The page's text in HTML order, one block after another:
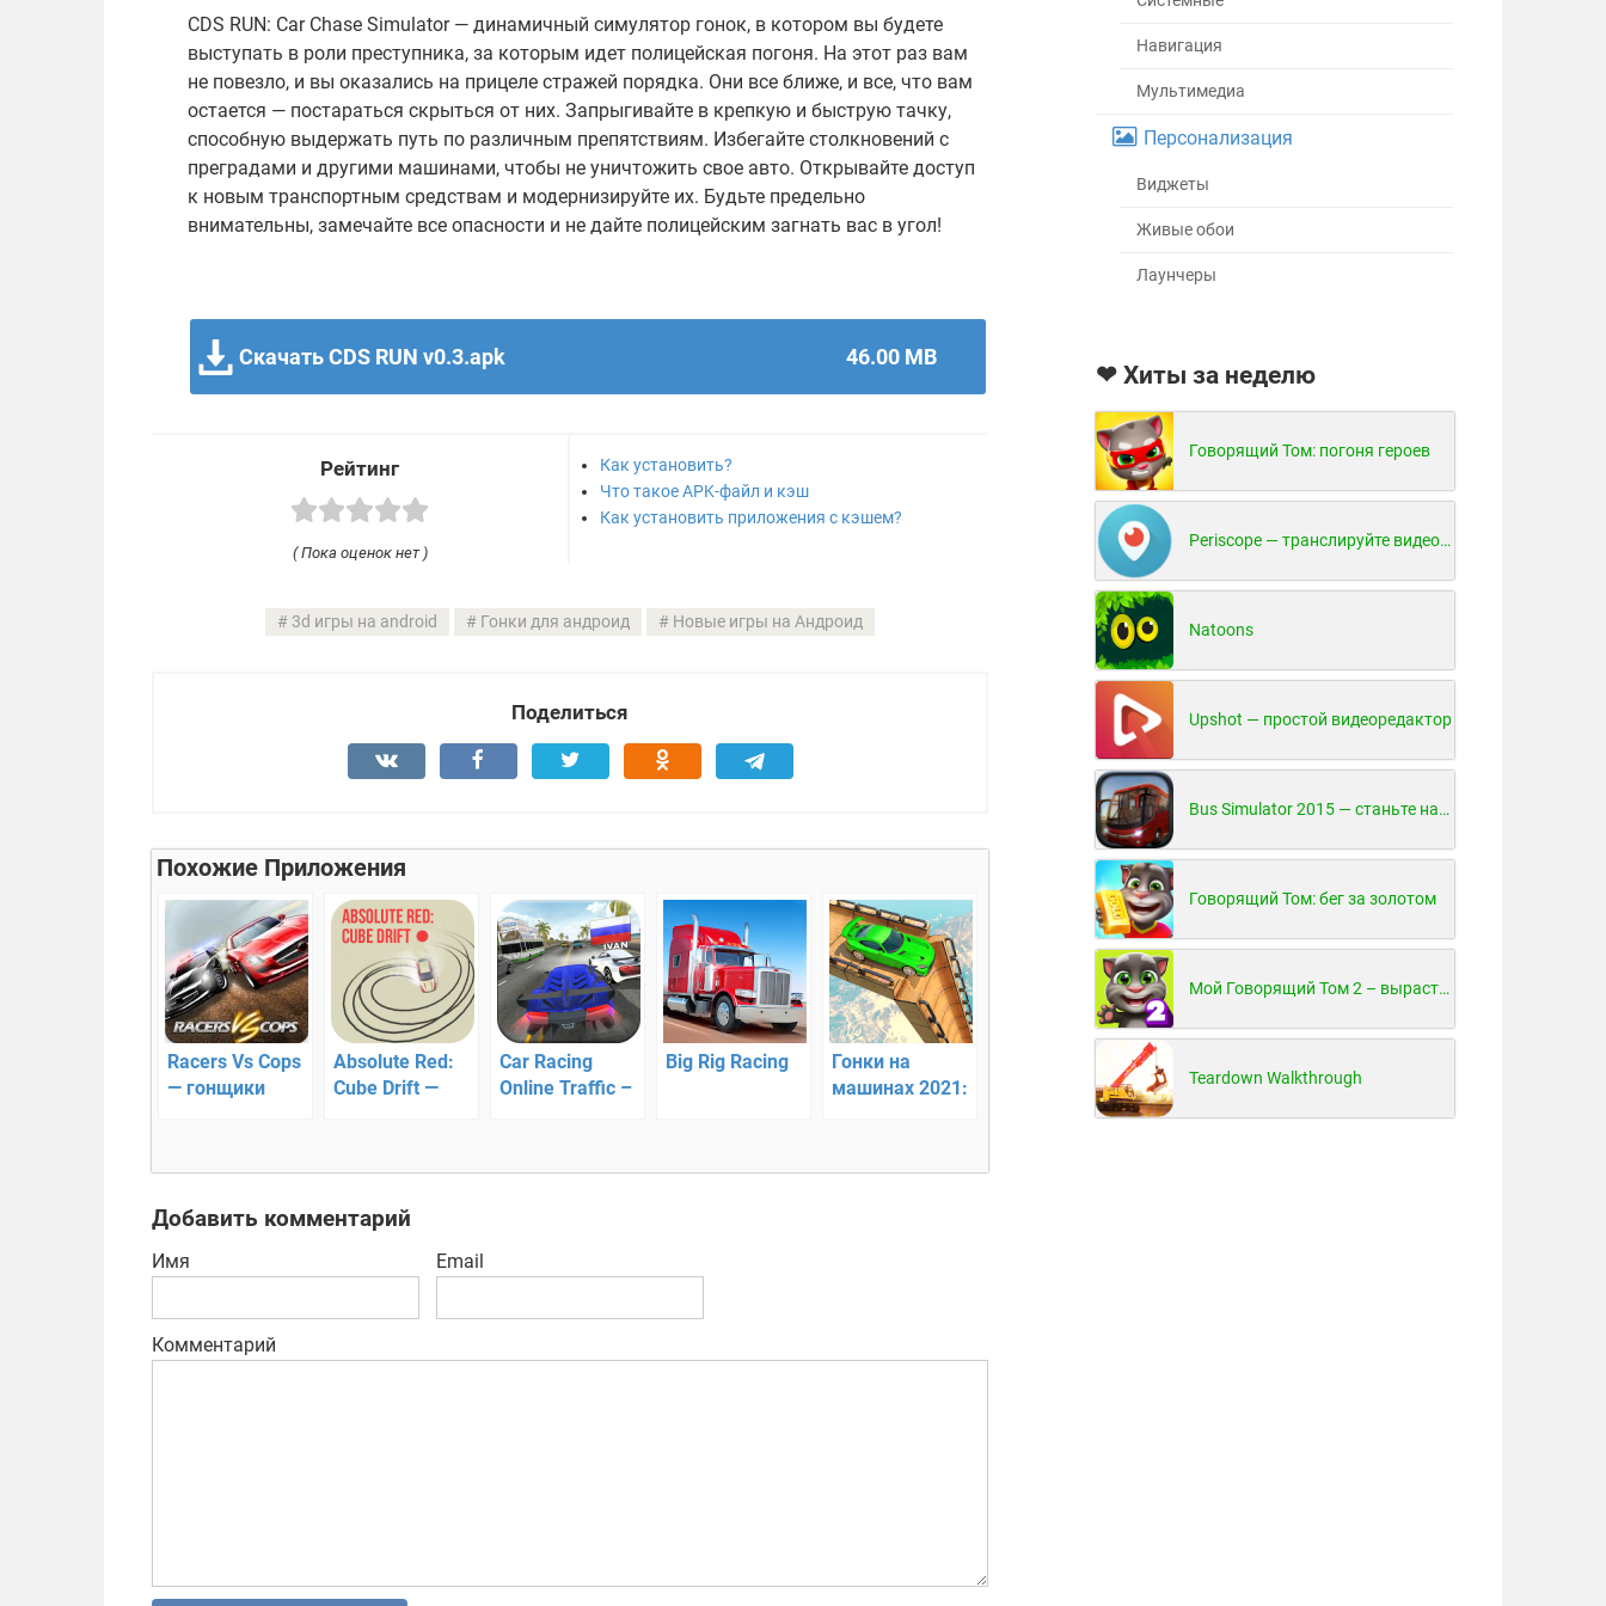
CDS RUN: Car Chase Simulator — динамичный симулятор гонок, в котором вы будете
выступать в роли преступника, за которым идет полицейская погоня. На этот раз вам
не повезло, и вы оказались на прицеле стражей порядка. Они все ближе, и все, что вам
остается — постараться скрыться от них. Запрыгивайте в крепкую и быструю тачку,
способную выдержать путь по различным препятствиям. Избегайте столкновений с
преградами и другими машинами, чтобы не уничтожить свое авто. Открывайте доступ
к новым транспортным средствам и модернизируйте их. Будьте предельно
внимательны, замечайте все опасности и не дайте полицейским загнать вас в угол!
Скачать CDS RUN v0.3.apk 46.00 MB
Рейтинг
( Пока оценок нет )
Как установить?
Что такое APK-файл и кэш
Как установить приложения с кэшем?
3d игры на android Гонки для андроид Новые игры на Андроид
Поделиться
Похожие Приложения
Racers Vs Cops
— гонщики
Absolute Red:
Cube Drift —
Car Racing
Online Traffic –
Big Rig Racing
Гонки на
машинах 2021:
Добавить комментарий
Имя Email
Комментарий
Навигация
Мультимедиа
Персонализация
Виджеты
Живые обои
Лаунчеры
❤ Хиты за неделю
Говорящий Том: погоня героев
Periscope — транслируйте видео в реальном времени!
Natoons
Upshot — простой видеоредактор
Bus Simulator 2015 — станьте настоящим водителем автобуса!
Говорящий Том: бег за золотом
Мой Говорящий Том 2 – вырасти и воспитай своего котенка
Teardown Walkthrough